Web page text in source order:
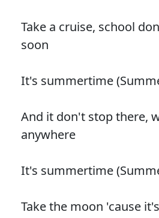
Take a cruise, school
soon
It's summertime
And it don't stop there,
anywhere
It's summertime
Take the moon 'cause